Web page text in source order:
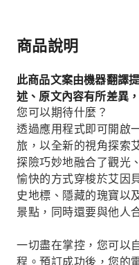
商品說明
此商品文案由機器翻譯
述、原文內容有所差異
您可以期待什麼？
透過應用程式即可開啟
旅，以全新的視角探索
探險巧妙地融合了觀光
愉快的方式穿梭於艾因
史地標、隱藏的瑰寶以
景點，同時還要與他人
一切盡在掌控，您可以
程。預訂成功後，您的